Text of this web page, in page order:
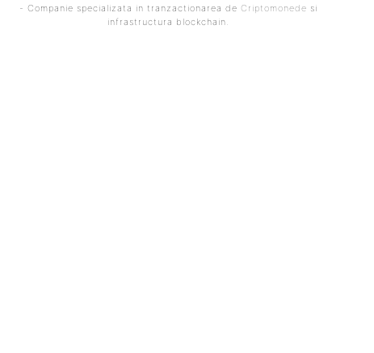
- Companie specializata in tranzactionarea de Criptomonede si
infrastructura blockchain.